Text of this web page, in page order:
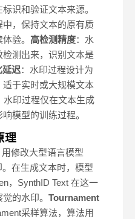
识和验证文本来源。
中，保持文本的原有质
验。 高检测精度：水
测出来，识别文本是
延迟：水印过程设计为
于实时或大规模文本
水印过程仅在文本生成
模型的训练过程。
理
用修改大型语言模型
。在生成文本时，模型
，SynthID Text 在这一
的水印。 Tournament
采样算法，算法用